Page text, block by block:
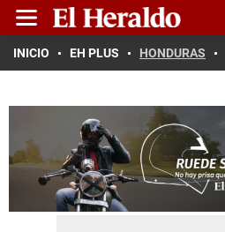
INICIO EH PLUS HONDURAS